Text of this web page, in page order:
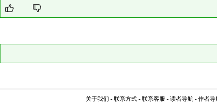
关于我们 - 联系方式 - 联系客服 - 读者导航 - 作者导